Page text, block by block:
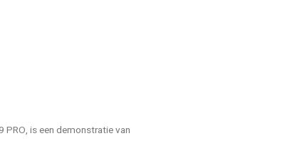
is een demonstratie van